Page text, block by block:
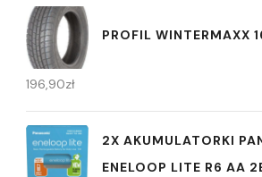
PROFIL WINTERMAXX
196,90zł
2X AKUMULATORKI
ENELOOP LITE R6 AA